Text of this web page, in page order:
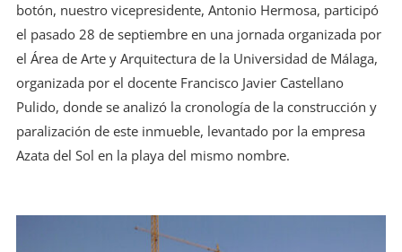
botón, nuestro vicepresidente, Antonio Hermosa, participó
el pasado 28 de septiembre en una jornada organizada por
el Área de Arte y Arquitectura de la Universidad de Málaga,
organizada por el docente Francisco Javier Castellano
Pulido, donde se analizó la cronología de la construcción y
paralización de este inmueble, levantado por la empresa
Azata del Sol en la playa del mismo nombre.